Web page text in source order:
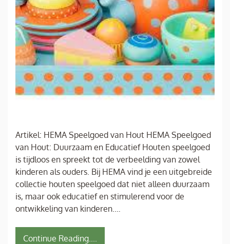
Artikel: HEMA Speelgoed van Hout HEMA Speelgoed
van Hout: Duurzaam en Educatief Houten speelgoed
is tijdloos en spreekt tot de verbeelding van zowel
kinderen als ouders. Bij HEMA vind je een uitgebreide
collectie houten speelgoed dat niet alleen duurzaam
is, maar ook educatief en stimulerend voor de
ontwikkeling van kinderen.…
Continue Reading....